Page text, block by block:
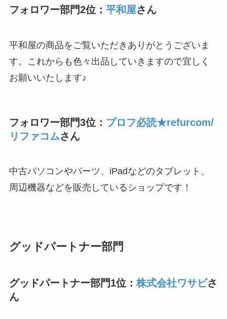
フォロワー部門2位： 平和屋さん
平和屋の商品をご覧いただきありがとうございま
す。これからも色々出品していきますので宜しく
お願いいたします♪
フォロワー部門3位： プロフ必読★refurcom/
リファコムさん
中古パソコンやパーツ、iPadなどのタブレット、
周辺機器などを販売しているショップです！
グッドパートナー部門
グッドパートナー部門1位： 株式会社ワサビさ
ん